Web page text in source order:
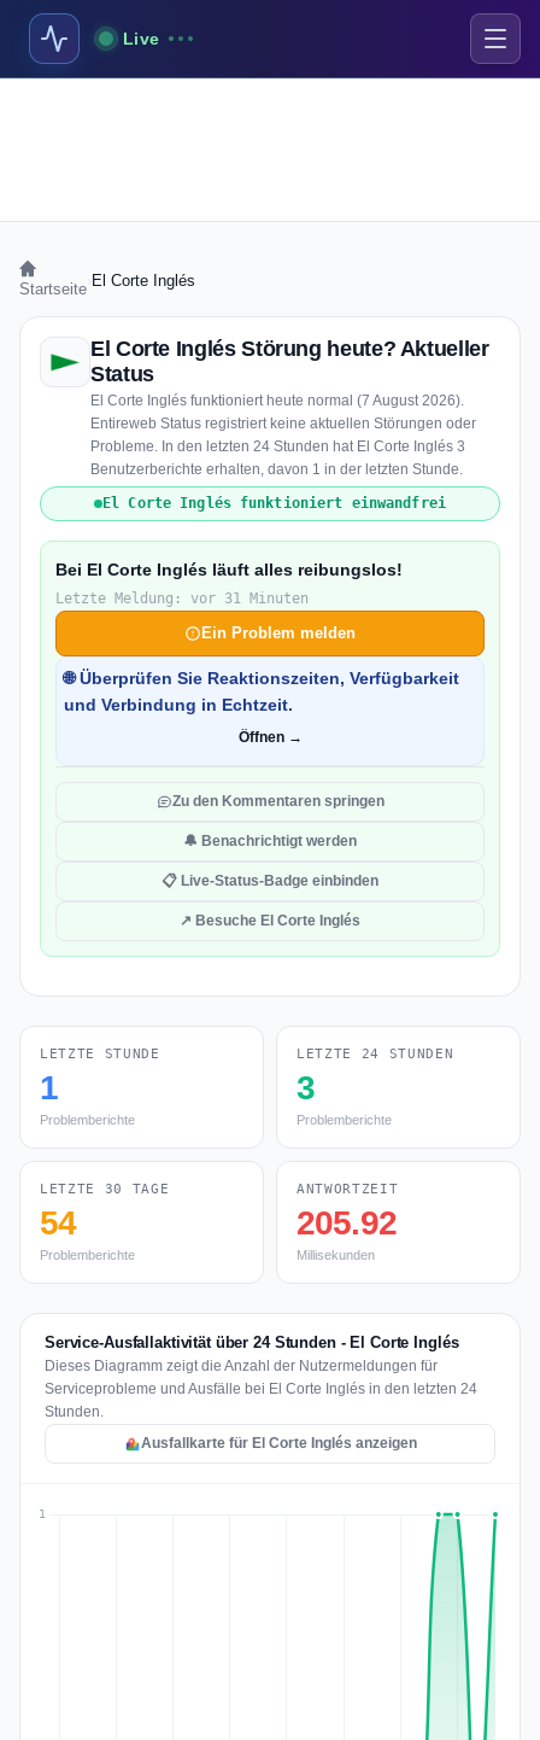
Live
Startseite El Corte Inglés
El Corte Inglés Störung heute? Aktueller
Status
El Corte Inglés funktioniert heute normal (7 August 2026).
Entireweb Status registriert keine aktuellen Störungen oder
Probleme. In den letzten 24 Stunden hat El Corte Inglés 3
Benutzerberichte erhalten, davon 1 in der letzten Stunde.
El Corte Inglés funktioniert einwandfrei
Bei El Corte Inglés läuft alles reibungslos!
Letzte Meldung: vor 31 Minuten
Ein Problem melden
🌐 Überprüfen Sie Reaktionszeiten, Verfügbarkeit
und Verbindung in Echtzeit.
Öffnen →
Zu den Kommentaren springen
🔔 Benachrichtigt werden
📋 Live-Status-Badge einbinden
↗ Besuche El Corte Inglés
LETZTE STUNDE
1
Problemberichte
LETZTE 24 STUNDEN
3
Problemberichte
LETZTE 30 TAGE
54
Problemberichte
ANTWORTZEIT
205.92
Millisekunden
Service-Ausfallaktivität über 24 Stunden - El Corte Inglés
Dieses Diagramm zeigt die Anzahl der Nutzermeldungen für
Serviceprobleme und Ausfälle bei El Corte Inglés in den letzten 24
Stunden.
Ausfallkarte für El Corte Inglés anzeigen